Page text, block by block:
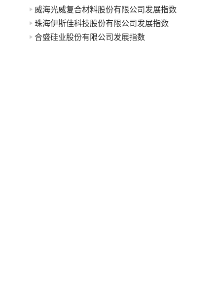
威海光威复合材料股份有限公司发展指数
珠海伊斯佳科技股份有限公司发展指数
合盛硅业股份有限公司发展指数